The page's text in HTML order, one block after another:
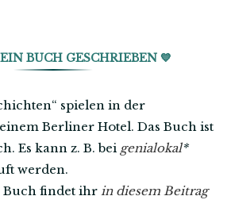
BUCH GESCHRIEBEN 💙
spielen in der
Berliner Hotel. Das Buch ist
Es kann z. B. bei genialokal*
werden.
findet ihr in diesem Beitrag